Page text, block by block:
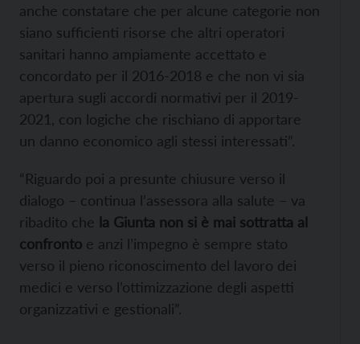
anche constatare che per alcune categorie non
siano sufficienti risorse che altri operatori
sanitari hanno ampiamente accettato e
concordato per il 2016-2018 e che non vi sia
apertura sugli accordi normativi per il 2019-
2021, con logiche che rischiano di apportare
un danno economico agli stessi interessati”.
“Riguardo poi a presunte chiusure verso il
dialogo – continua l’assessora alla salute – va
ribadito che la Giunta non si è mai sottratta al
confronto e anzi l’impegno è sempre stato
verso il pieno riconoscimento del lavoro dei
medici e verso l’ottimizzazione degli aspetti
organizzativi e gestionali”.